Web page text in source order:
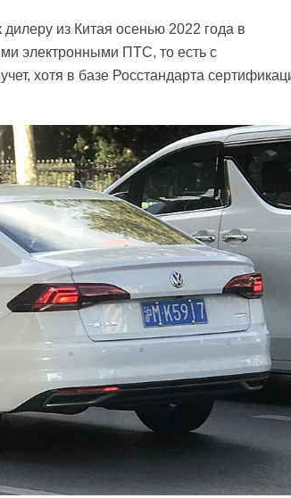
из Китая осенью 2022 года в
электронными ПТС, то есть с
хотя в базе Росстандарта